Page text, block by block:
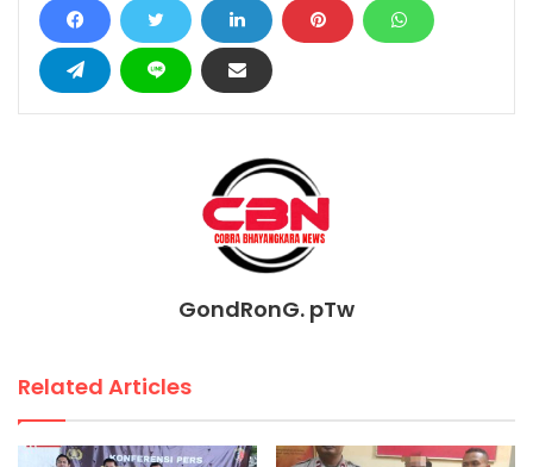
GondRonG. pTw
Related Articles